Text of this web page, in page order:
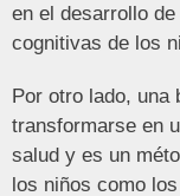
en el desarrollo
cognitivas de los
Por otro lado, una
transformarse en
salud y es un
los niños como